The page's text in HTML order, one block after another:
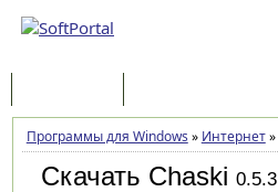
Программы для Windows » Интернет»
Скачать Chaski 0.5.3